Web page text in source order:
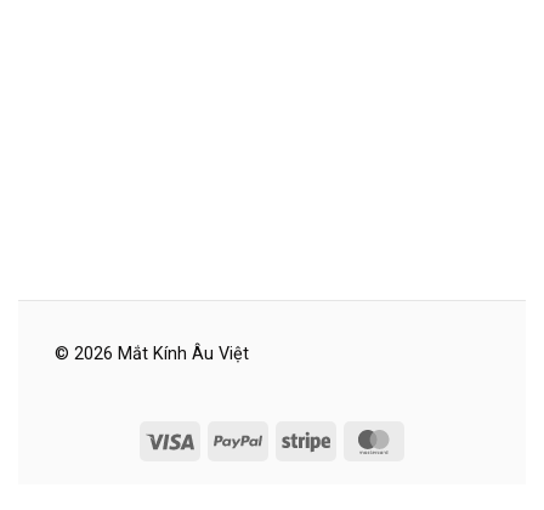
© 2026 Mắt Kính Âu Việt
Visa PayPal Stripe